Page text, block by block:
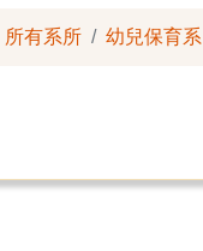
所有系所 幼兒保育系